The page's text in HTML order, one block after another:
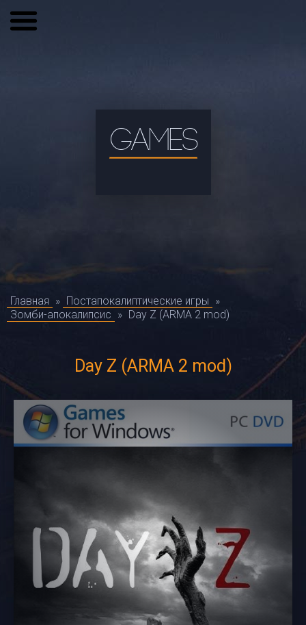
GAMES
Главная » Постапокалиптические игры »
Зомби-апокалипсис » Day Z (ARMA 2 mod)
Day Z (ARMA 2 mod)